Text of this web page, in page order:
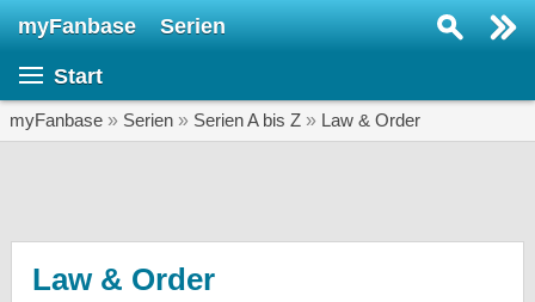
myFanbase Serien
Start
myFanbase » Serien » Serien A bis Z » Law & Order
Law & Order
SERIEN